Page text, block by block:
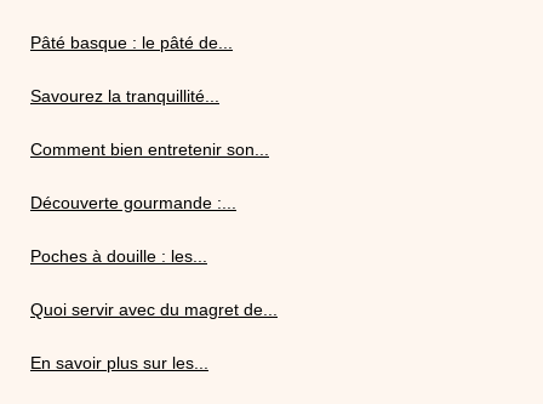
Pâté basque : le pâté de...
Savourez la tranquillité...
Comment bien entretenir son...
Découverte gourmande :...
Poches à douille : les...
Quoi servir avec du magret de...
En savoir plus sur les...